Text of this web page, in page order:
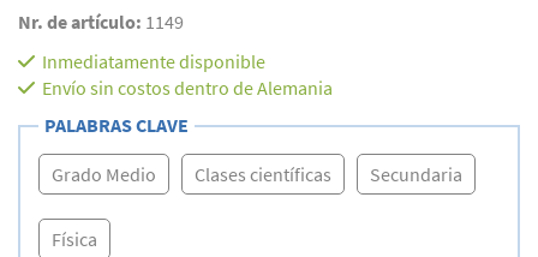
Nr. de artículo: 1149
Inmediatamente disponible
Envío sin costos dentro de Alemania
PALABRAS CLAVE
Grado Medio Clases científicas Secundaria
Física